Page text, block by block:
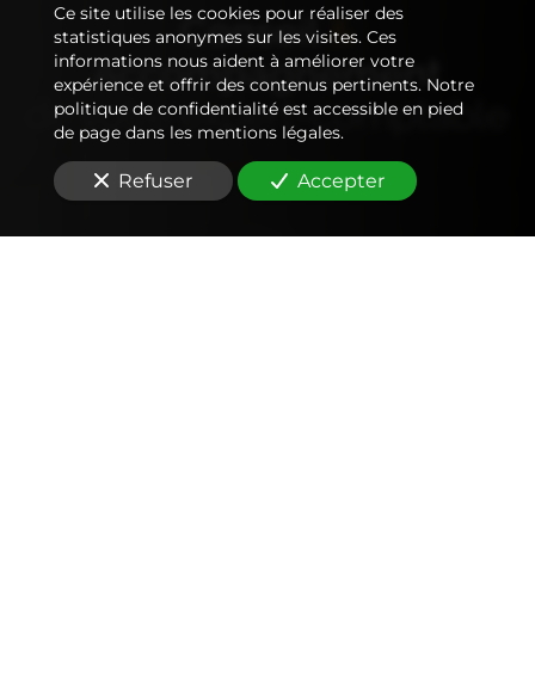
Conseil&
Accompagnement
de votreexpert-comptable
Ce site utilise les cookies pour réaliser des
statistiques anonymes sur les visites. Ces
informations nous aident à améliorer votre
expérience et offrir des contenus pertinents. Notre
politique de confidentialité est accessible en pied
de page dans les mentions légales.
Refuser Accepter